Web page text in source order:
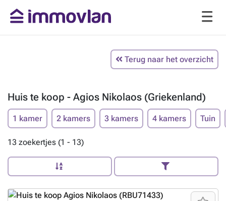
Terug naar het overzicht
Huis te koop - Agios Nikolaos (Griekenland)
1 kamer 2 kamers 3 kamers 4 kamers Tuin
13 zoekertjes (1 - 13)